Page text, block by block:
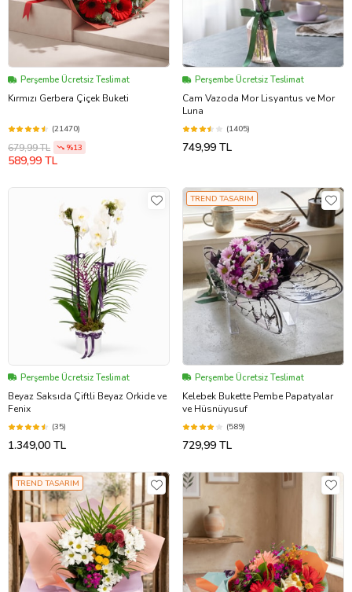
Perşembe Ücretsiz Teslimat
Kırmızı Gerbera Çiçek Buketi
(21470)
679,99 TL %13
589,99 TL
Perşembe Ücretsiz Teslimat
Cam Vazoda Mor Lisyantus ve Mor
Luna
(1405)
749,99 TL
Perşembe Ücretsiz Teslimat
Beyaz Saksıda Çiftli Beyaz Orkide ve
Fenix
(35)
1.349,00 TL
TREND TASARIM
Perşembe Ücretsiz Teslimat
Kelebek Bukette Pembe Papatyalar
ve Hüsnüyusuf
(589)
729,99 TL
TREND TASARIM